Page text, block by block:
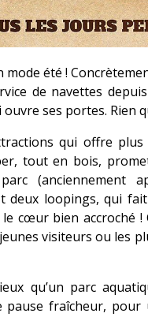
mode été !
de navettes
ses portes. Rien
qui offre
tout en bois,
(anciennement
deux loopings, qui
cœur bien accroché
visiteurs ou les
qu’un parc
fraîcheur, pour